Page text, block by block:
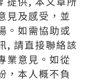
見及感受，並
。如需協助或
, 請直接聯絡該
業意見。如從
，本人概不負